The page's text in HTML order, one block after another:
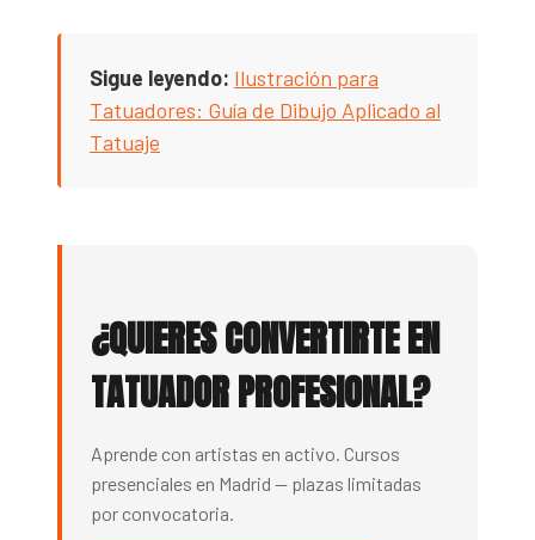
Sigue leyendo: Ilustración para
Tatuadores: Guía de Dibujo Aplicado al
Tatuaje
¿QUIERES CONVERTIRTE EN
TATUADOR PROFESIONAL?
Aprende con artistas en activo. Cursos
presenciales en Madrid — plazas limitadas
por convocatoria.